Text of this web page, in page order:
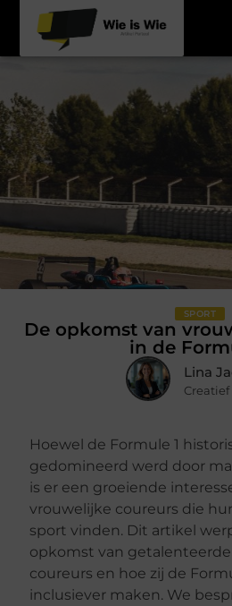
SPORT
De opkomst van
in de
Lina
Creatief
Hoewel de Formule 1
gedomineerd werd door
is er een groeiende
vrouwelijke coureurs die
sport vinden. Dit artikel
opkomst van
coureurs en hoe zij de
inclusiever maken. We